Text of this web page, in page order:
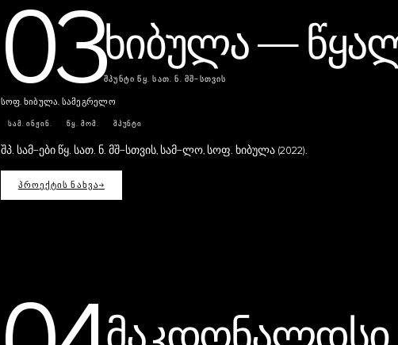
03ხიბულა —
ᲨᲞᲣᲜᲢᲘ ᲬᲧ. ᲡᲐᲗ. Ნ. ᲛᲨ-ᲡᲗᲕᲘᲡ
სოფ. ხიბულა, სამეგრელო
ᲡᲐᲛ. ᲘᲜᲟᲘᲜ. ᲬᲧ. ᲛᲝᲛ. ᲨᲞᲣᲜᲢᲘ
შპ. სამ-ები წყ. სათ. ნ. მშ-სთვის, სამ-ლო, სოფ. ხიბულა (2022).
ᲞᲠᲝᲔᲥᲢᲘᲡ ᲜᲐᲮᲕᲐ→